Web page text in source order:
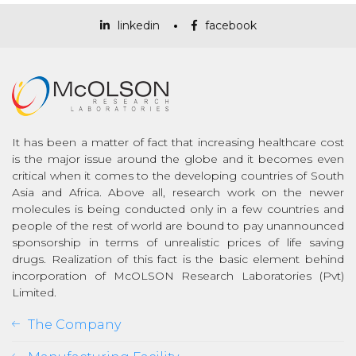
linkedin facebook
It has been a matter of fact that increasing healthcare cost
is the major issue around the globe and it becomes even
critical when it comes to the developing countries of South
Asia and Africa. Above all, research work on the newer
molecules is being conducted only in a few countries and
people of the rest of world are bound to pay unannounced
sponsorship in terms of unrealistic prices of life saving
drugs. Realization of this fact is the basic element behind
incorporation of McOLSON Research Laboratories (Pvt)
Limited.
The Company